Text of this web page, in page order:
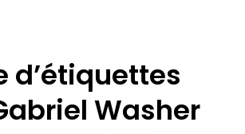
d’étiquettes
Washer